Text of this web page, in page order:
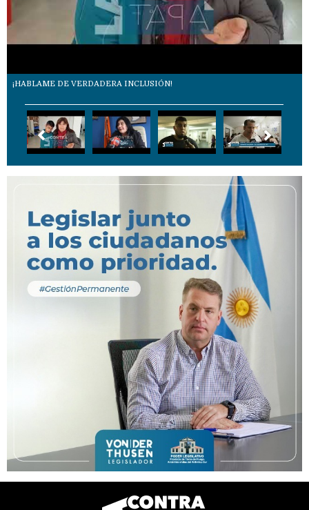
¡HABLAME DE VERDADERA INCLUSIÓN!